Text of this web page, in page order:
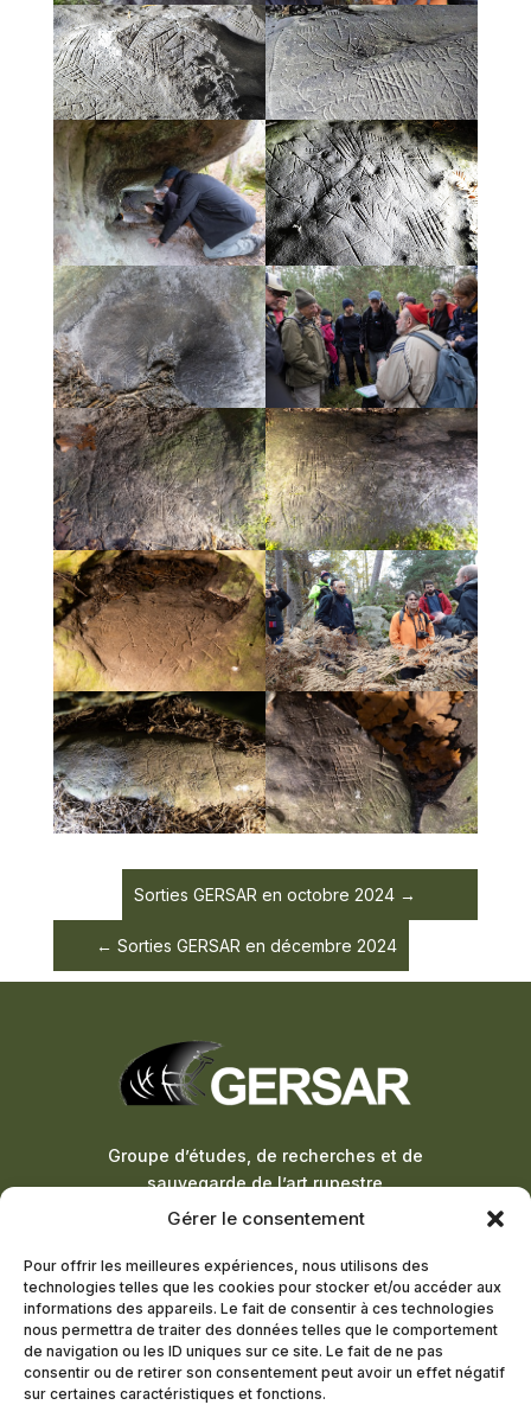
Gérer le consentement
Pour offrir les meilleures expériences, nous utilisons des
technologies telles que les cookies pour stocker et/ou accéder aux
informations des appareils. Le fait de consentir à ces technologies
nous permettra de traiter des données telles que le comportement
de navigation ou les ID uniques sur ce site. Le fait de ne pas
consentir ou de retirer son consentement peut avoir un effet négatif
sur certaines caractéristiques et fonctions.
Sorties GERSAR en octobre 2024
Sorties GERSAR en décembre 2024
Groupe d’études, de recherches et de
sauvegarde de l’art rupestre
D’INFORMATION
DEVENIR MEMBRE